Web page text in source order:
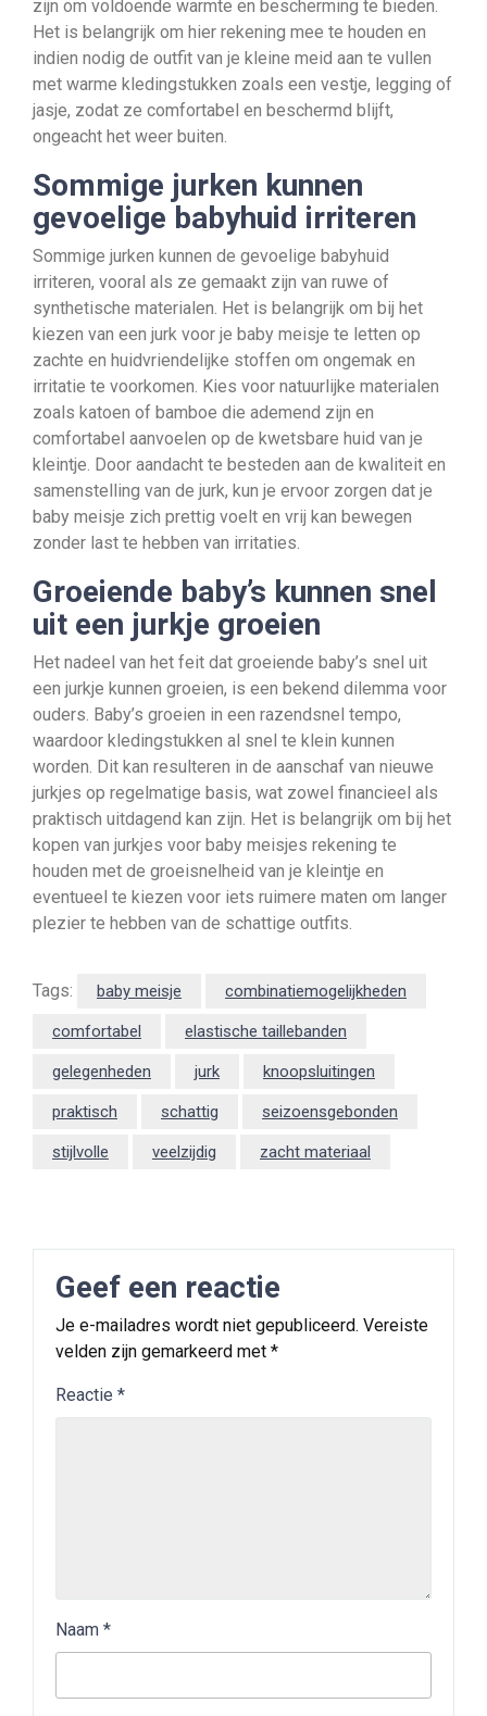
zijn om voldoende warmte en bescherming te bieden.
Het is belangrijk om hier rekening mee te houden en
indien nodig de outfit van je kleine meid aan te vullen
met warme kledingstukken zoals een vestje, legging of
jasje, zodat ze comfortabel en beschermd blijft,
ongeacht het weer buiten.
Sommige jurken kunnen
gevoelige babyhuid irriteren
Sommige jurken kunnen de gevoelige babyhuid
irriteren, vooral als ze gemaakt zijn van ruwe of
synthetische materialen. Het is belangrijk om bij het
kiezen van een jurk voor je baby meisje te letten op
zachte en huidvriendelijke stoffen om ongemak en
irritatie te voorkomen. Kies voor natuurlijke materialen
zoals katoen of bamboe die ademend zijn en
comfortabel aanvoelen op de kwetsbare huid van je
kleintje. Door aandacht te besteden aan de kwaliteit en
samenstelling van de jurk, kun je ervoor zorgen dat je
baby meisje zich prettig voelt en vrij kan bewegen
zonder last te hebben van irritaties.
Groeiende baby’s kunnen snel
uit een jurkje groeien
Het nadeel van het feit dat groeiende baby’s snel uit
een jurkje kunnen groeien, is een bekend dilemma voor
ouders. Baby’s groeien in een razendsnel tempo,
waardoor kledingstukken al snel te klein kunnen
worden. Dit kan resulteren in de aanschaf van nieuwe
jurkjes op regelmatige basis, wat zowel financieel als
praktisch uitdagend kan zijn. Het is belangrijk om bij het
kopen van jurkjes voor baby meisjes rekening te
houden met de groeisnelheid van je kleintje en
eventueel te kiezen voor iets ruimere maten om langer
plezier te hebben van de schattige outfits.
Tags: baby meisje combinatiemogelijkheden
comfortabel elastische taillebanden
gelegenheden jurk knoopsluitingen
praktisch schattig seizoensgebonden
stijlvolle veelzijdig zacht materiaal
Geef een reactie
Je e-mailadres wordt niet gepubliceerd. Vereiste
velden zijn gemarkeerd met *
Reactie *
Naam *